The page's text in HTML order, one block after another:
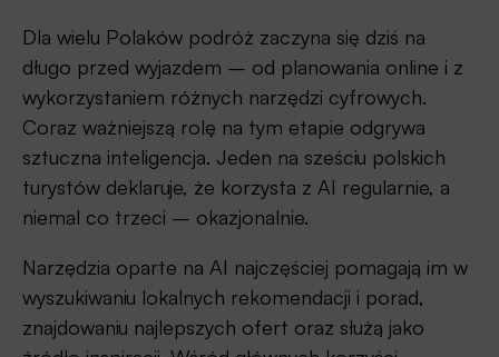
Dla wielu Polaków podróż zaczyna się dziś na
długo przed wyjazdem – od planowania online i z
wykorzystaniem różnych narzędzi cyfrowych.
Coraz ważniejszą rolę na tym etapie odgrywa
sztuczna inteligencja. Jeden na sześciu polskich
turystów deklaruje, że korzysta z AI regularnie, a
niemal co trzeci – okazjonalnie.
Narzędzia oparte na AI najczęściej pomagają im w
wyszukiwaniu lokalnych rekomendacji i porad,
znajdowaniu najlepszych ofert oraz służą jako